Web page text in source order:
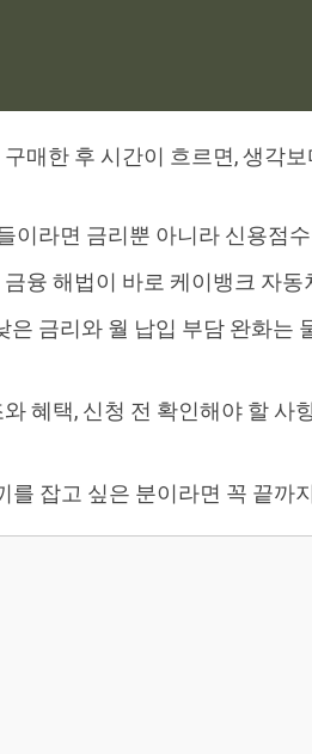
매한 후 시간이 흐르면, 생각
이라면 금리뿐 아니라 신용점
융 해법이 바로 케이뱅크 자
금리와 월 납입 부담 완화는
혜택, 신청 전 확인해야 할 사
를 잡고 싶은 분이라면 꼭 끝까